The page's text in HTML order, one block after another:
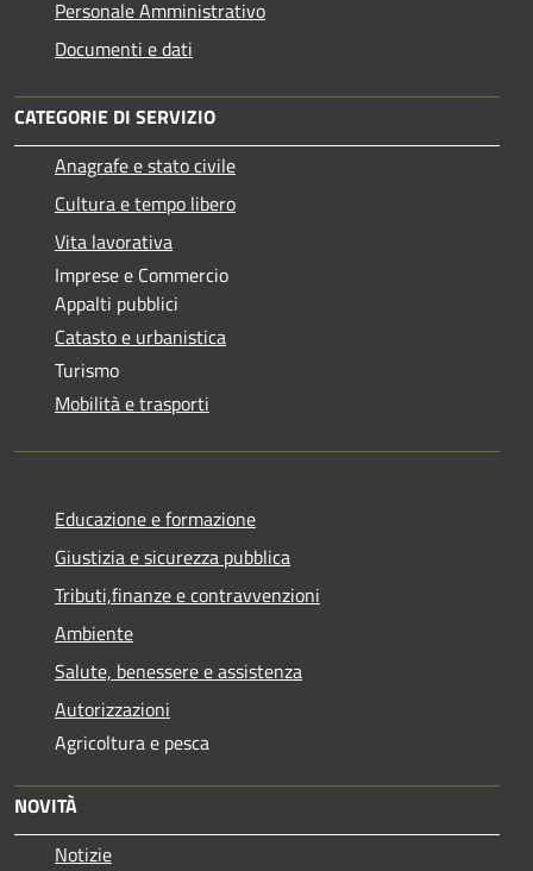
Personale Amministrativo
Documenti e dati
CATEGORIE DI SERVIZIO
Anagrafe e stato civile
Cultura e tempo libero
Vita lavorativa
Imprese e Commercio
Appalti pubblici
Catasto e urbanistica
Turismo
Mobilità e trasporti
Educazione e formazione
Giustizia e sicurezza pubblica
Tributi,finanze e contravvenzioni
Ambiente
Salute, benessere e assistenza
Autorizzazioni
Agricoltura e pesca
NOVITÀ
Notizie